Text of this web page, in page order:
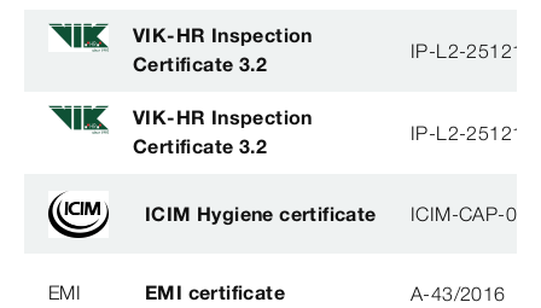
VIK-HR Inspection
Certificate 3.2
IP-L2-
VIK-HR Inspection
Certificate 3.2
IP-L2-
ICIM Hygiene certificate ICIM-CAP-
EMI EMI certificate A-43/2016